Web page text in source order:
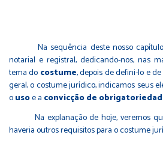
Na sequência deste nosso capítulo
notarial e registral, dedicando-nos, nas
tema do costume, depois de defini-lo e
geral, o costume jurídico, indicamos seus
ousoe a convicção de
Na explanação de hoje, veremos
haveria outros requisitos para o costume